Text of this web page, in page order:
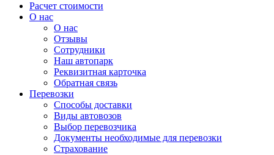
Расчет стоимости
О нас
О нас
Отзывы
Сотрудники
Наш автопарк
Реквизитная карточка
Обратная связь
Перевозки
Способы доставки
Виды автовозов
Выбор перевозчика
Документы необходимые для перевозки
Страхование